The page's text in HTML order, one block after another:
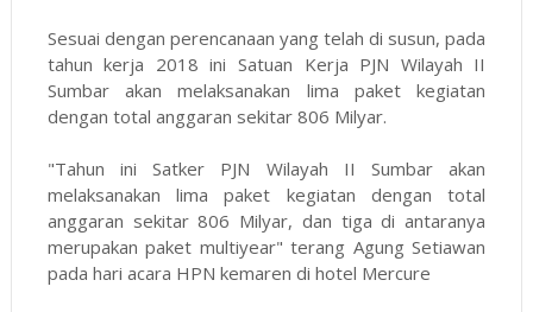
Sesuai dengan perencanaan yang telah di susun, pada
tahun kerja 2018 ini Satuan Kerja PJN Wilayah II
Sumbar akan melaksanakan lima paket kegiatan
dengan total anggaran sekitar 806 Milyar.
"Tahun ini Satker PJN Wilayah II Sumbar akan
melaksanakan lima paket kegiatan dengan total
anggaran sekitar 806 Milyar, dan tiga di antaranya
merupakan paket multiyear" terang Agung Setiawan
pada hari acara HPN kemaren di hotel Mercure